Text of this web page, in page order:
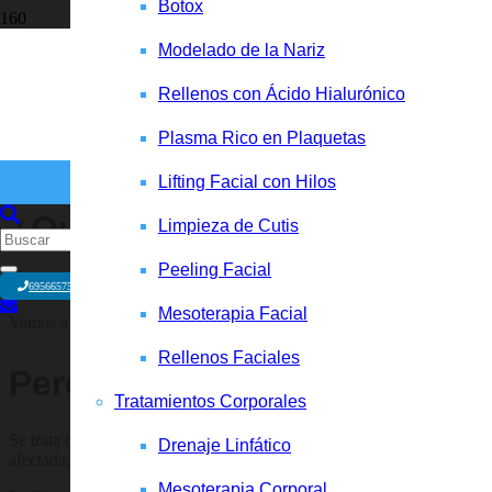
Botox
Modelado de la Nariz
Rellenos con Ácido Hialurónico
Plasma Rico en Plaquetas
Lifting Facial con Hilos
Limpieza de Cutis
Peeling Facial
Mesoterapia Facial
Rellenos Faciales
Tratamientos Corporales
Drenaje Linfático
695665758
¿Qué son las infiltraciones
¿Qué son las infiltraciones
En la lucha contra la alopecia, las infiltraciones capilares
Vamos a descubrir en mayor profundidad en qué consisten y si
Se trata de un método sencillo, y rápido mediante el cual realizamos
afectada, utilizando una aguja muy pequeña, el medicamento